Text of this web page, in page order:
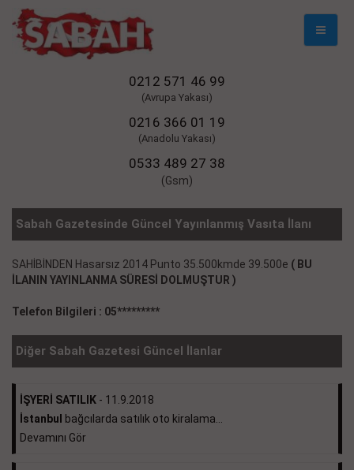
Mobil
0212 571 46 99
(Avrupa Yakası)
0216 366 01 19
(Anadolu Yakası)
0533 489 27 38
(Gsm)
Sabah Gazetesinde Güncel Yayınlanmış Vasıta İlanı
SAHİBİNDEN Hasarsız 2014 Punto 35.500kmde 39.500e ( BU
İLANIN YAYINLANMA SÜRESİ DOLMUŞTUR )
Telefon Bilgileri : 05*********
Diğer Sabah Gazetesi Güncel İlanlar
İŞYERİ SATILIK - 11.9.2018
İstanbul
bağcılarda satılık oto kiralama...
Devamını Gör